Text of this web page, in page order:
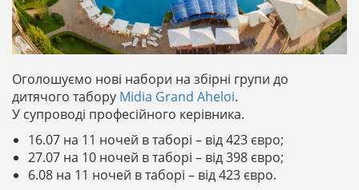
Оголошуємо нові набори на збірні групи до
дитячого табору Midia Grand Aheloi.
У супроводі професійного керівника.
16.07 на 11 ночей в таборі – від 423 євро;
27.07 на 10 ночей в таборі – від 398 євро;
6.08 на 11 ночей в таборі – від 423 євро.